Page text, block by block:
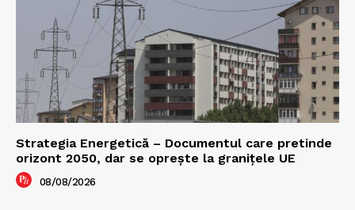
Strategia Energetică – Documentul care pretinde
orizont 2050, dar se oprește la granițele UE
08/08/2026